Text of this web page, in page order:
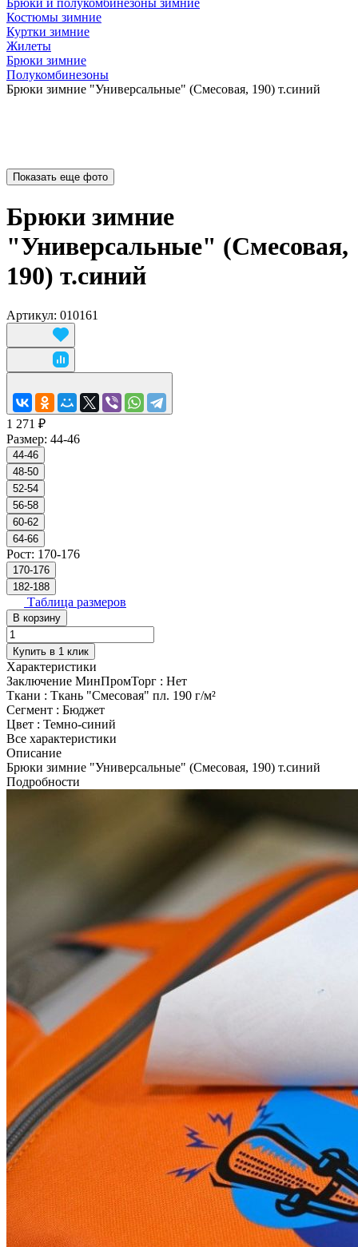
Брюки и полукомбинезоны зимние
Костюмы зимние
Куртки зимние
Жилеты
Брюки зимние
Полукомбинезоны
Брюки зимние "Универсальные" (Смесовая, 190) т.синий
Показать еще фото
Брюки зимние
"Универсальные" (Смесовая,
190) т.синий
Артикул: 010161
1 271 ₽
Размер: 44-46
44-46
48-50
52-54
56-58
60-62
64-66
Рост: 170-176
170-176
182-188
Таблица размеров
В корзину
Купить в 1 клик
Характеристики
Заключение МинПромТорг : Нет
Ткани : Ткань "Смесовая" пл. 190 г/м²
Сегмент : Бюджет
Цвет : Темно-синий
Все характеристики
Описание
Брюки зимние "Универсальные" (Смесовая, 190) т.синий
Подробности